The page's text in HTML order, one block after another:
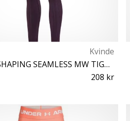
Kvinde
hmlMT SHAPING SEAMLESS MW TIGHTS
208 kr
S